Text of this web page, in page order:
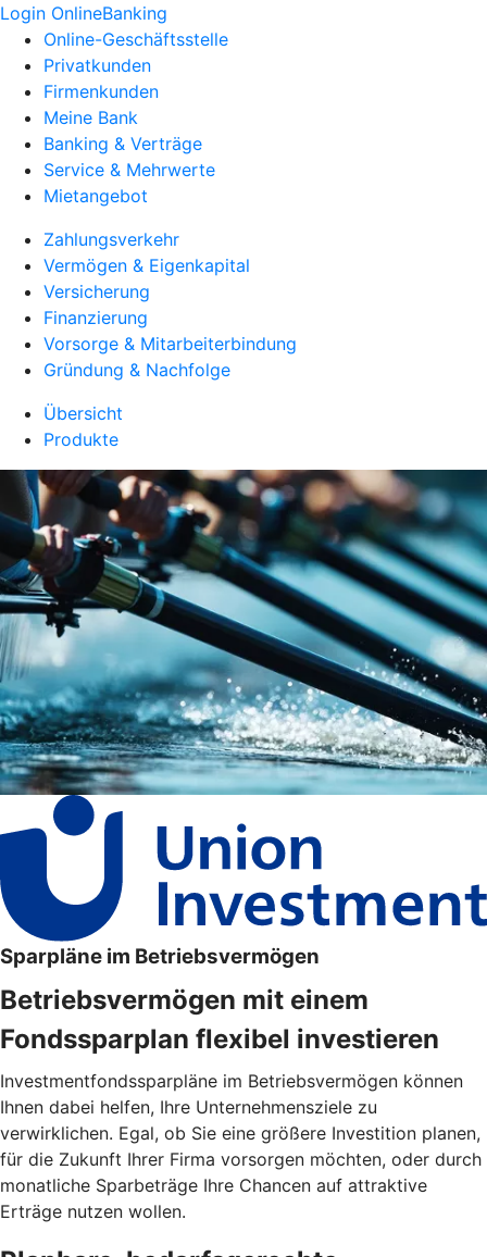
Login OnlineBanking
Online-Geschäftsstelle
Privatkunden
Firmenkunden
Meine Bank
Banking & Verträge
Service & Mehrwerte
Mietangebot
Zahlungsverkehr
Vermögen & Eigenkapital
Versicherung
Finanzierung
Vorsorge & Mitarbeiterbindung
Gründung & Nachfolge
Übersicht
Produkte
Sparpläne im Betriebsvermögen
Betriebsvermögen mit einem
Fondssparplan flexibel investieren
Investmentfondssparpläne im Betriebsvermögen können
Ihnen dabei helfen, Ihre Unternehmensziele zu
verwirklichen. Egal, ob Sie eine größere Investition planen,
für die Zukunft Ihrer Firma vorsorgen möchten, oder durch
monatliche Sparbeträge Ihre Chancen auf attraktive
Erträge nutzen wollen.